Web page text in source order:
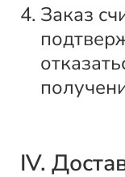
Заказ
IV.